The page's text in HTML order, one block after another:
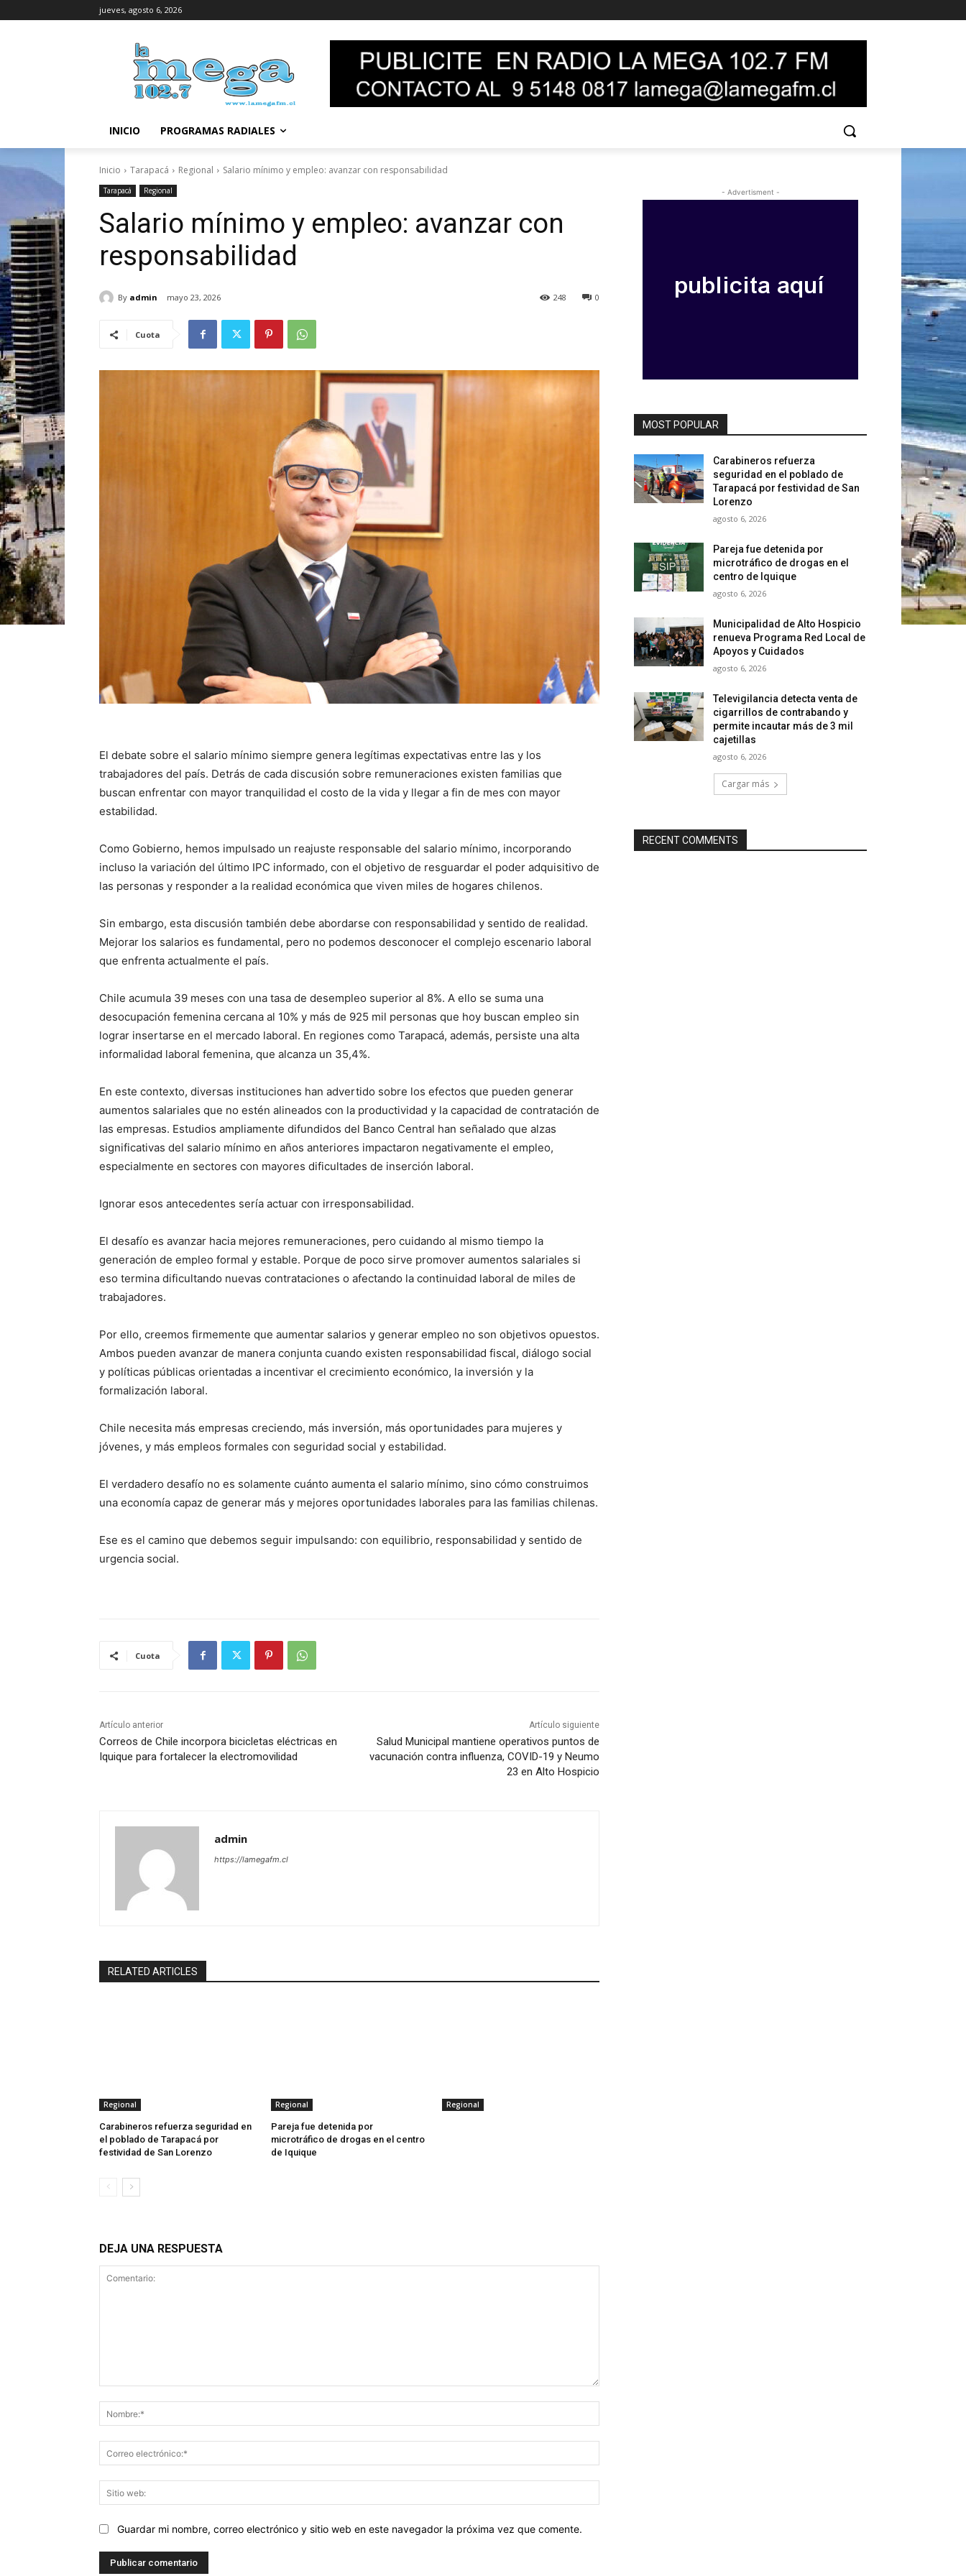
jueves, agosto 6, 2026
INICIO PROGRAMAS RADIALES
Inicio Tarapacá Regional Salario mínimo y empleo: avanzar con responsabilidad
Tarapacá Regional
Salario mínimo y empleo: avanzar con
responsabilidad
By admin mayo 23, 2026 0
248
Cuota
El debate sobre el salario mínimo siempre genera legítimas expectativas entre las y los
trabajadores del país. Detrás de cada discusión sobre remuneraciones existen familias que
buscan enfrentar con mayor tranquilidad el costo de la vida y llegar a fin de mes con mayor
estabilidad.
Como Gobierno, hemos impulsado un reajuste responsable del salario mínimo, incorporando
incluso la variación del último IPC informado, con el objetivo de resguardar el poder adquisitivo de
las personas y responder a la realidad económica que viven miles de hogares chilenos.
Sin embargo, esta discusión también debe abordarse con responsabilidad y sentido de realidad.
Mejorar los salarios es fundamental, pero no podemos desconocer el complejo escenario laboral
que enfrenta actualmente el país.
Chile acumula 39 meses con una tasa de desempleo superior al 8%. A ello se suma una
desocupación femenina cercana al 10% y más de 925 mil personas que hoy buscan empleo sin
lograr insertarse en el mercado laboral. En regiones como Tarapacá, además, persiste una alta
informalidad laboral femenina, que alcanza un 35,4%.
En este contexto, diversas instituciones han advertido sobre los efectos que pueden generar
aumentos salariales que no estén alineados con la productividad y la capacidad de contratación de
las empresas. Estudios ampliamente difundidos del Banco Central han señalado que alzas
significativas del salario mínimo en años anteriores impactaron negativamente el empleo,
especialmente en sectores con mayores dificultades de inserción laboral.
Ignorar esos antecedentes sería actuar con irresponsabilidad.
El desafío es avanzar hacia mejores remuneraciones, pero cuidando al mismo tiempo la
generación de empleo formal y estable. Porque de poco sirve promover aumentos salariales si
eso termina dificultando nuevas contrataciones o afectando la continuidad laboral de miles de
trabajadores.
Por ello, creemos firmemente que aumentar salarios y generar empleo no son objetivos opuestos.
Ambos pueden avanzar de manera conjunta cuando existen responsabilidad fiscal, diálogo social
y políticas públicas orientadas a incentivar el crecimiento económico, la inversión y la
formalización laboral.
Chile necesita más empresas creciendo, más inversión, más oportunidades para mujeres y
jóvenes, y más empleos formales con seguridad social y estabilidad.
El verdadero desafío no es solamente cuánto aumenta el salario mínimo, sino cómo construimos
una economía capaz de generar más y mejores oportunidades laborales para las familias chilenas.
Ese es el camino que debemos seguir impulsando: con equilibrio, responsabilidad y sentido de
urgencia social.
Cuota
Artículo anterior
Correos de Chile incorpora bicicletas eléctricas en
Iquique para fortalecer la electromovilidad
Artículo siguiente
Salud Municipal mantiene operativos puntos de
vacunación contra influenza, COVID-19 y Neumo
23 en Alto Hospicio
admin
https://lamegafm.cl
RELATED ARTICLES
Regional
Carabineros refuerza seguridad en
el poblado de Tarapacá por
festividad de San Lorenzo
Regional
Pareja fue detenida por
microtráfico de drogas en el centro
de Iquique
Regional
DEJA UNA RESPUESTA
electrónico:*
web:
Guardar mi nombre, correo electrónico y sitio web en este navegador la próxima vez que comente.
- Advertisment -
MOST POPULAR
Carabineros refuerza
seguridad en el poblado de
Tarapacá por festividad de San
Lorenzo
agosto 6, 2026
Pareja fue detenida por
microtráfico de drogas en el
centro de Iquique
agosto 6, 2026
Municipalidad de Alto Hospicio
renueva Programa Red Local de
Apoyos y Cuidados
agosto 6, 2026
Televigilancia detecta venta de
cigarrillos de contrabando y
permite incautar más de 3 mil
cajetillas
agosto 6, 2026
Cargar más
RECENT COMMENTS